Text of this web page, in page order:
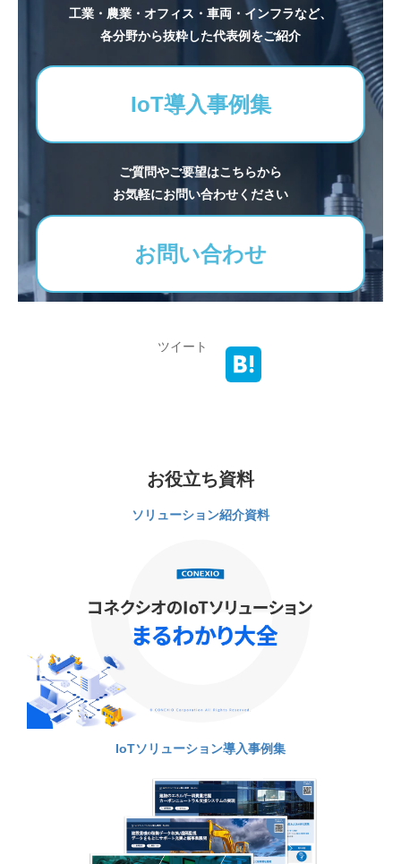
工業・農業・オフィス・車両・インフラなど、
各分野から抜粋した代表例をご紹介
IoT導入事例集
ご質問やご要望はこちらから
お気軽にお問い合わせください
お問い合わせ
ツイート
お役立ち資料
ソリューション紹介資料
IoTソリューション導入事例集